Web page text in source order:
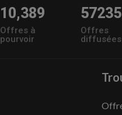
10,389
Offres à
pourvoir
57235
Offres
diffusées